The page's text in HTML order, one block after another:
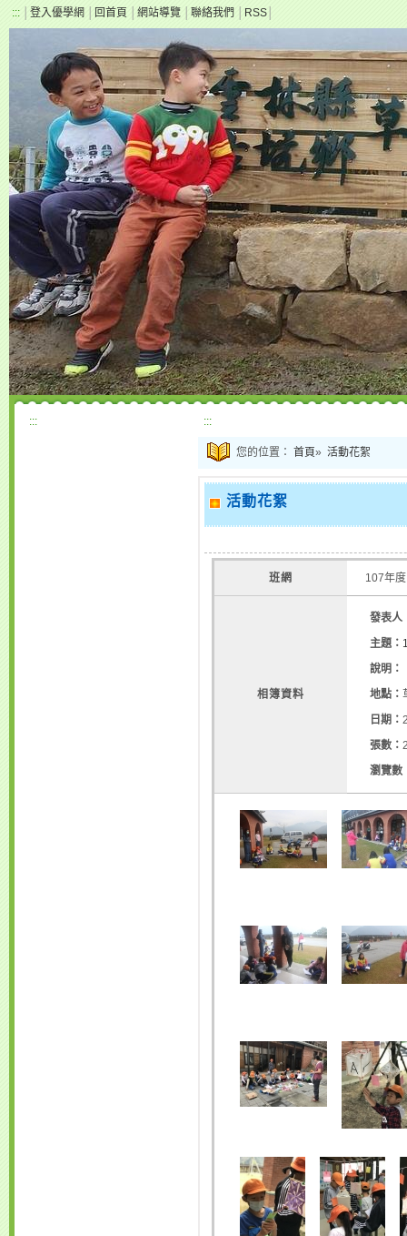
::: 登入優學網 回首頁 網站導覽 聯絡我們 RSS
::: :::
您的位置： 首頁» 活動花絮
活動花絮
班網 107年
相簿資料
發表人
主題：
說明：
地點：
日期：
張數：
瀏覽數